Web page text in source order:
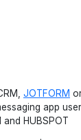
JOTFORM
app
HUBSPOT